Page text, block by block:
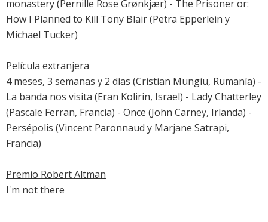
monastery (Pernille Rose Grønkjær) - The Prisoner or:
How I Planned to Kill Tony Blair (Petra Epperlein y
Michael Tucker)
Película extranjera
4 meses, 3 semanas y 2 días (Cristian Mungiu, Rumanía) -
La banda nos visita (Eran Kolirin, Israel) - Lady Chatterley
(Pascale Ferran, Francia) - Once (John Carney, Irlanda) -
Persépolis (Vincent Paronnaud y Marjane Satrapi,
Francia)
Premio Robert Altman
I'm not there